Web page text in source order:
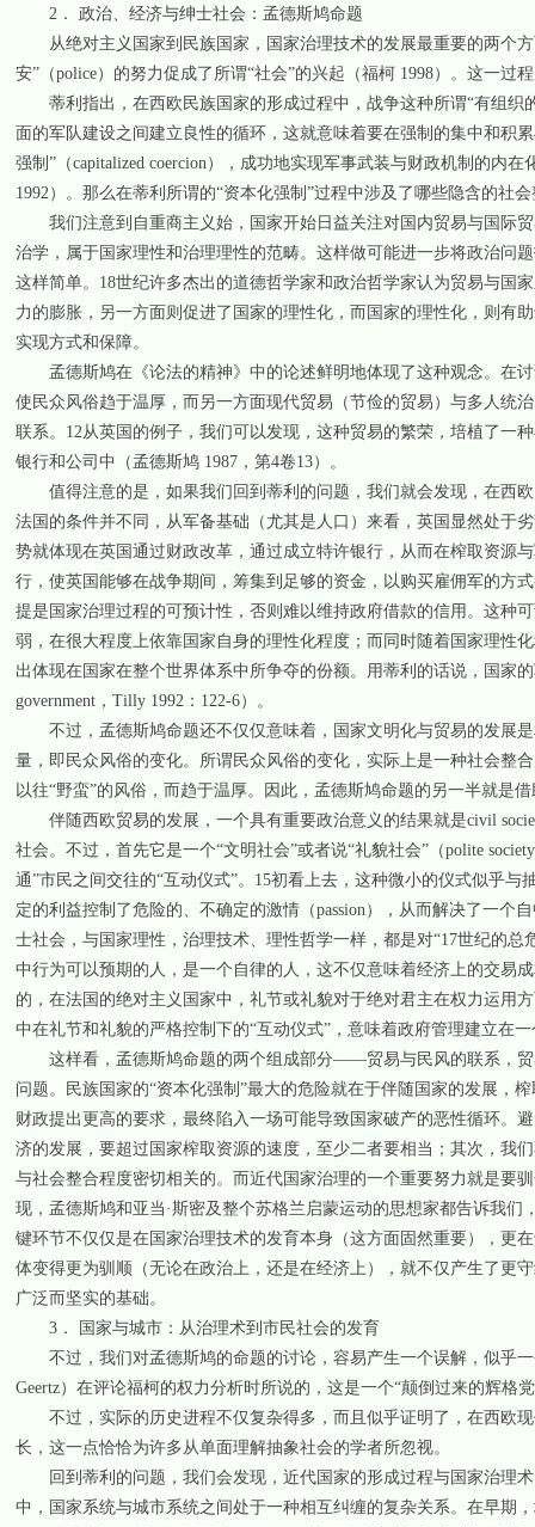
2． 政治、经济与绅士社会：孟德斯鸠命题
从绝对主义国家到民族国家，国家治理技术的发展最重要的两个方
安”（police）的努力促成了所谓“社会”的兴起（福柯 1998）。这一
蒂利指出，在西欧民族国家的形成过程中，战争这种所谓“有组织
面的军队建设之间建立良性的循环，这就意味着要在强制的集中和积
强制”（capitalized coercion），成功地实现军事武装与财政机制的内
1992）。那么在蒂利所谓的“资本化强制”过程中涉及了哪些隐含的社
我们注意到自重商主义始，国家开始日益关注对国内贸易与国际贸
治学，属于国家理性和治理理性的范畴。这样做可能进一步将政治问
这样简单。18世纪许多杰出的道德哲学家和政治哲学家认为贸易与国
力的膨胀，另一方面则促进了国家的理性化，而国家的理性化，则有
实现方式和保障。
孟德斯鸠在《论法的精神》中的论述鲜明地体现了这种观念。在讨
使民众风俗趋于温厚，而另一方面现代贸易（节俭的贸易）与多人统
联系。12从英国的例子，我们可以发现，这种贸易的繁荣，培植了一
银行和公司中（孟德斯鸠 1987，第4卷13）。
值得注意的是，如果我们回到蒂利的问题，我们就会发现，在西欧
法国的条件并不同，从军备基础（尤其是人口）来看，英国显然处于
势就体现在英国通过财政改革，通过成立特许银行，从而在榨取资源
行，使英国能够在战争期间，筹集到足够的资金，以购买雇佣军的方
提是国家治理过程的可预计性，否则难以维持政府借款的信用。这种
弱，在很大程度上依靠国家自身的理性化程度；而同时随着国家理性
出体现在国家在整个世界体系中所争夺的份额。用蒂利的话说，国家
government，Tilly 1992：122-6）。
不过，孟德斯鸠命题还不仅仅意味着，国家文明化与贸易的发展是
量，即民众风俗的变化。所谓民众风俗的变化，实际上是一种社会整
以往“野蛮”的风俗，而趋于温厚。因此，孟德斯鸠命题的另一半就是
伴随西欧贸易的发展，一个具有重要政治意义的结果就是civil
社会。不过，首先它是一个“文明社会”或者说“礼貌社会”（polite
通”市民之间交往的“互动仪式”。15初看上去，这种微小的仪式似乎
定的利益控制了危险的、不确定的激情（passion），从而解决了一个
士社会，与国家理性，治理技术、理性哲学一样，都是对“17世纪的
中行为可以预期的人，是一个自律的人，这不仅意味着经济上的交易
的，在法国的绝对主义国家中，礼节或礼貌对于绝对君主在权力运用
中在礼节和礼貌的严格控制下的“互动仪式”，意味着政府管理建立在
这样看，孟德斯鸠命题的两个组成部分――贸易与民风的联系，贸
问题。民族国家的“资本化强制”最大的危险就在于伴随国家的发展，
财政提出更高的要求，最终陷入一场可能导致国家破产的恶性循环。
济的发展，要超过国家榨取资源的速度，至少二者要相当；其次，我
与社会整合程度密切相关的。而近代国家治理的一个重要努力就是要
现，孟德斯鸠和亚当·斯密及整个苏格兰启蒙运动的思想家都告诉我
键环节不仅仅是在国家治理技术的发育本身（这方面固然重要），更
体变得更为驯顺（无论在政治上，还是在经济上），就不仅产生了更
广泛而坚实的基础。
3． 国家与城市：从治理术到市民社会的发育
不过，我们对孟德斯鸠的命题的讨论，容易产生一个误解，似乎一
Geertz）在评论福柯的权力分析时所说的，这是一个“颠倒过来的辉
不过，实际的历史进程不仅复杂得多，而且似乎证明了，在西欧现
长，这一点恰恰为许多从单面理解抽象社会的学者所忽视。
回到蒂利的问题，我们会发现，近代国家的形成过程与国家治理术
中，国家系统与城市系统之间处于一种相互纠缠的复杂关系。在早期